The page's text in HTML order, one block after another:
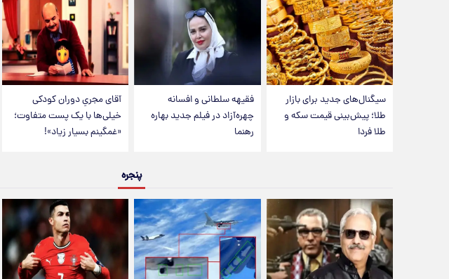
سیگنال‌های جدید برای بازار
طلا؛ پیش‌بینی قیمت سکه و
طلا فردا
فقیهه سلطانی و افسانه
چهره‌آزاد در فیلم جدید بهاره
رهنما
آقای مجریِ دوران کودکی
خیلی‌ها با یک پست متفاوت؛
«غمگینم بسیار زیاد»!
پنجره